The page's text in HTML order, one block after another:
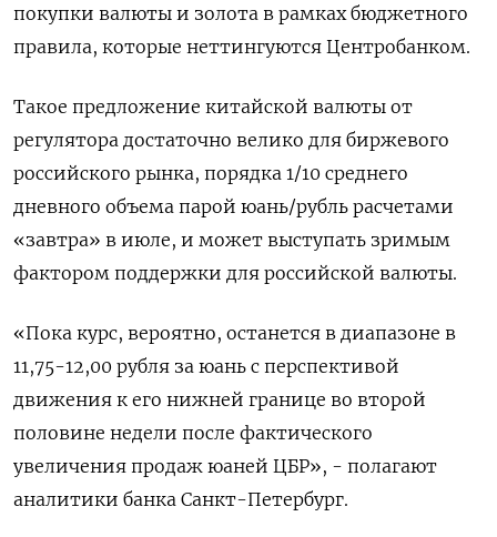
покупки валюты и золота в рамках бюджетного
правила, которые неттингуются Центробанком.
Такое предложение китайской валюты от
регулятора достаточно велико для биржевого
российского рынка, порядка 1/10 среднего
дневного объема парой юань/рубль расчетами
«завтра» в июле, и может выступать зримым
фактором поддержки для российской валюты.
«Пока курс, вероятно, останется в диапазоне в
11,75-12,00 рубля за юань с перспективой
движения к его нижней границе во второй
половине недели после фактического
увеличения продаж юаней ЦБР», - полагают
аналитики банка Санкт-Петербург.